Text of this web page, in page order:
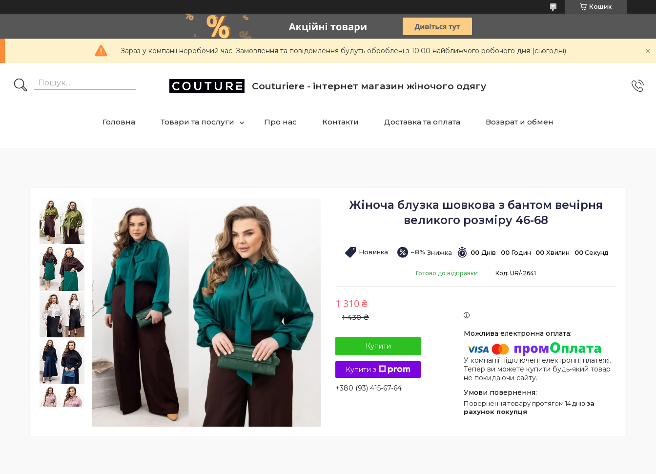
Кошик
Зараз у компанії неробочий час. Замовлення та повідомлення будуть оброблені з 10:00 найближчого робочого дня (сьогодні).
Сouturiere - інтернет магазин жіночого одягу
Головна Товари та послуги Про нас Контакти Доставка та оплата Возврат и обмен
Жіноча блузка шовкова з бантом вечірня
великого розміру 46-68
Новинка –8% 00 Днів 00 Годин 00 Хвилин 00 Секунд
Готово до відправки Код: UR/-2641
1 430 ₴
1 310 ₴
Купити
Купити з
+380 (93) 415-67-64
У компанії підключені електронні платежі.
Тепер ви можете купити будь-який товар
не покидаючи сайту.
повернення товару протягом 14 днів за
рахунок покупця